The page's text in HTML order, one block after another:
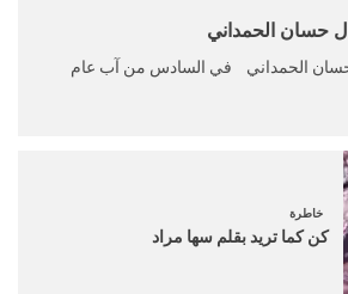
حسان الحمداني
حسان الحمداني في السادس من آب عام
خاطرة
كن كما تريد بقلم سها مراد